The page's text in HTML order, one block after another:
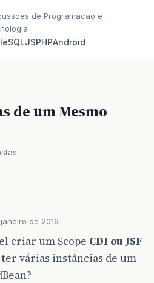
de Programacao e
SQLJSPHPAndroid
de um Mesmo
de 2016
criar um Scope CDI ou JSF
várias instâncias de um